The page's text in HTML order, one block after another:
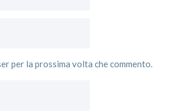
per la prossima volta che commento.